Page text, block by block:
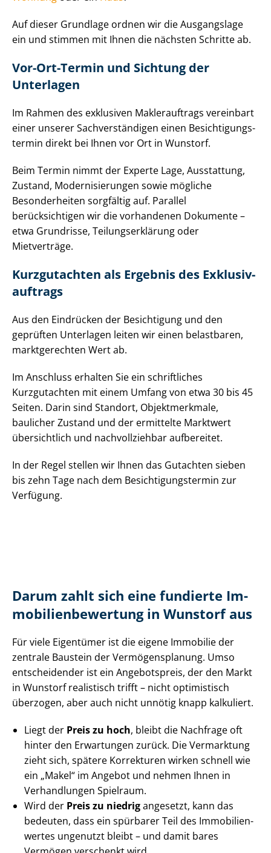
Auf dieser Grundlage ordnen wir die Ausgangslage
ein und stimmen mit Ihnen die nächsten Schritte ab.
Vor-Ort-Termin und Sichtung der
Unterlagen
Im Rahmen des exklusiven Maklerauftrags vereinbart
einer unserer Sach­ver­stän­di­gen einen Be­sich­ti­gungs­
ter­min direkt bei Ihnen vor Ort in Wunstorf.
Beim Termin nimmt der Experte Lage, Ausstattung,
Zustand, Mo­der­ni­sie­run­gen sowie mögliche
Besonderheiten sorgfältig auf. Parallel
berücksichtigen wir die vorhandenen Dokumente –
etwa Grundrisse, Tei­lungs­er­klä­rung oder
Mietverträge.
Kurzgutachten als Ergebnis des Ex­klu­siv­
auf­trags
Aus den Eindrücken der Besichtigung und den
geprüften Unterlagen leiten wir einen belastbaren,
marktgerechten Wert ab.
Im Anschluss erhalten Sie ein schriftliches
Kurzgutachten mit einem Umfang von etwa 30 bis 45
Seiten. Darin sind Standort, Objektmerkmale,
baulicher Zustand und der ermittelte Marktwert
übersichtlich und nachvollziehbar aufbereitet.
In der Regel stellen wir Ihnen das Gutachten sieben
bis zehn Tage nach dem Be­sich­ti­gungs­ter­min zur
Verfügung.
Darum zahlt sich eine fundierte Im­
mo­bi­li­en­be­wer­tung in Wunstorf aus
Für viele Eigentümer ist die eigene Immobilie der
zentrale Baustein der Ver­mö­gens­pla­nung. Umso
entscheidender ist ein Angebotspreis, der den Markt
in Wunstorf realistisch trifft – nicht optimistisch
überzogen, aber auch nicht unnötig knapp kalkuliert.
Liegt der Preis zu hoch, bleibt die Nachfrage oft
hinter den Erwartungen zurück. Die Vermarktung
zieht sich, spätere Korrekturen wirken schnell wie
ein „Makel“ im Angebot und nehmen Ihnen in
Verhandlungen Spielraum.
Wird der Preis zu niedrigangesetzt, kann das
bedeuten, dass ein spürbarer Teil des Im­mo­bi­li­en­
wer­tes ungenutzt bleibt – und damit bares